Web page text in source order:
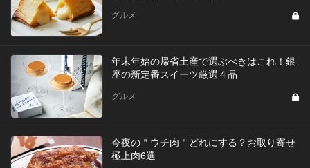
グルメ
年末年始の帰省土産で選ぶべきはこれ！銀
座の新定番スイーツ厳選４品
グルメ
今夜の＂ウチ肉＂どれにする？お取り寄せ
極上肉6選